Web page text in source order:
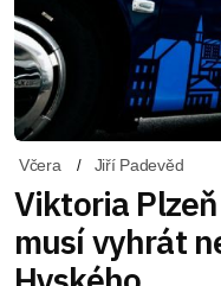
Včera Jiří Padevěd
Viktoria
musí vyhrát